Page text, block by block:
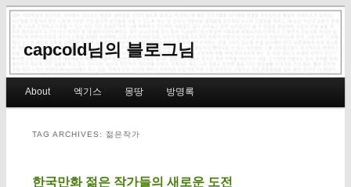
capcold님의 블로그님
Skip to primary content
Skip to secondary content
About 엑기스 몽땅 방명록
TAG ARCHIVES: 젊은작가
한국만화 젊은 작가들의 새로운 도전